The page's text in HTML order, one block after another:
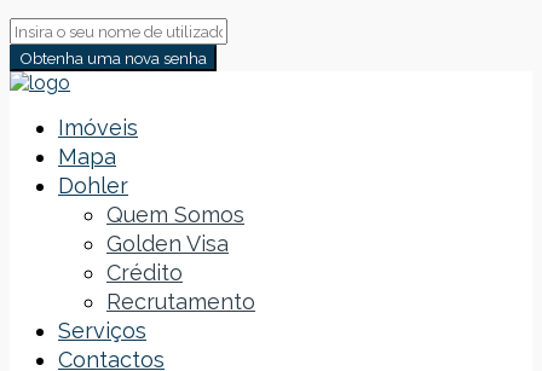
Obtenha uma nova senha
Imóveis
Mapa
Dohler
Quem Somos
Golden Visa
Crédito
Recrutamento
Serviços
Contactos